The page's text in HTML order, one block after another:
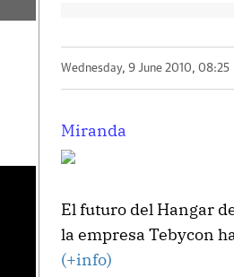
Wednesday, 9 June 2010, 08:25
Miranda
El futuro del Hangar
la empresa Tebycon
(+info)